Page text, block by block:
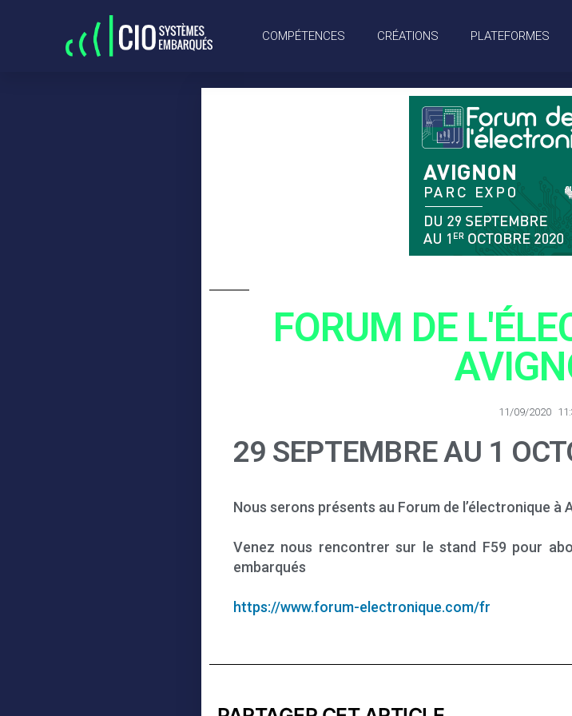
COMPÉTENCES CRÉATIONS PLATEFORMES
FORUM DE
11/09/2020
29 SEPTEMBRE AU 1
Nous serons présents au Forum de l’électronique
Venez nous rencontrer sur le stand F59 pour
embarqués
https://www.forum-electronique.com/fr